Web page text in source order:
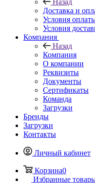
Назад
Доставка и
Условия
Условия
Компания
Назад
Компания
О компании
Реквизиты
Документы
Сертификаты
Команда
Загрузки
Бренды
Загрузки
Контакты
Личный кабинет
Корзина0
Избранные